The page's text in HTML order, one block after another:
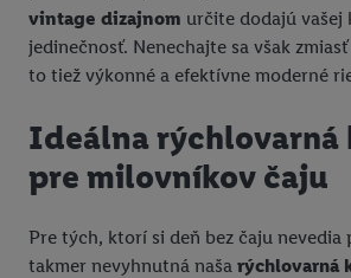
vintage dizajnom určite dodajú vašej
jedinečnosť. Nenechajte sa však
to tiež výkonné a efektívne moderné
Ideálna rýchlovarná
pre milovníkov čaju
Pre tých, ktorí si deň bez čaju nevedia
takmer nevyhnutná naša rýchlovarná